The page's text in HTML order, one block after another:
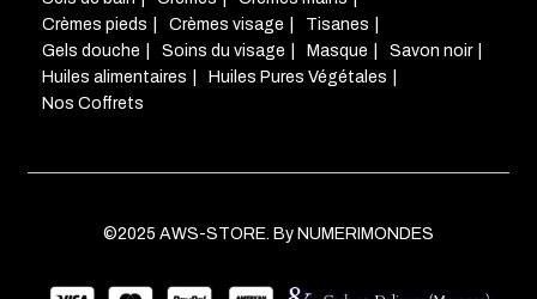
Crèmes pieds
Crèmes visage
Tisanes
Gels douche
Soins du visage Masque
Savon noir
Huiles alimentaires
Huiles Pures Végétales
Nos Coffrets
©2025 AWS-STORE. By NUMERIMONDES